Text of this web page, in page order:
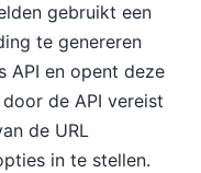
gebruikt een
te genereren
API en opent deze
de API vereist
de URL
in te stellen.